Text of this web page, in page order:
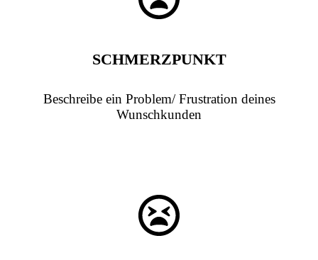
SCHMERZPUNKT
Beschreibe ein Problem/ Frustration deines
Wunschkunden